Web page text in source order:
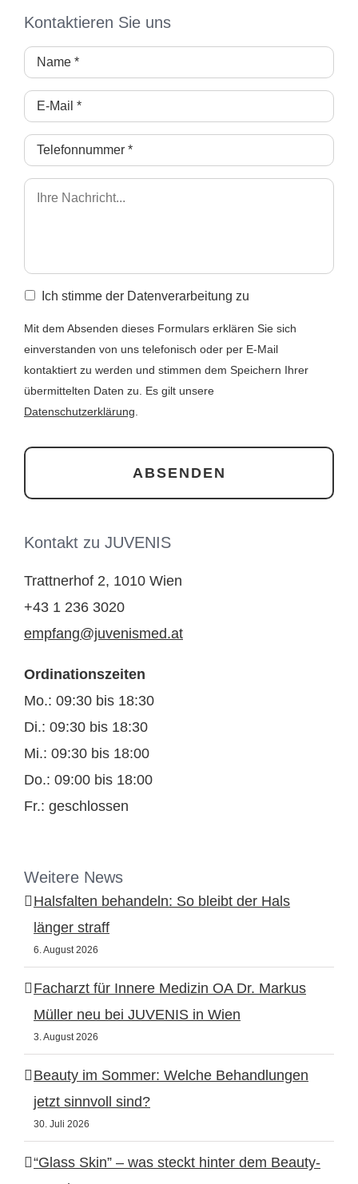
Kontaktieren Sie uns
Ich stimme der Datenverarbeitung zu
Mit dem Absenden dieses Formulars erklären Sie sich
einverstanden von uns telefonisch oder per E-Mail
kontaktiert zu werden und stimmen dem Speichern Ihrer
übermittelten Daten zu. Es gilt unsere
Datenschutzerklärung
Kontakt zu JUVENIS
Trattnerhof 2, 1010 Wien
+43 1 236 3020
empfang@juvenismed.at
Ordinationszeiten
Mo.: 09:30 bis 18:30
Di.: 09:30 bis 18:30
Mi.: 09:30 bis 18:00
Do.: 09:00 bis 18:00
Fr.: geschlossen
Weitere News
Halsfalten behandeln: So bleibt der Hals
länger straff
6. August 2026
Facharzt für Innere Medizin OA Dr. Markus
Müller neu bei JUVENIS in Wien
3. August 2026
Beauty im Sommer: Welche Behandlungen
jetzt sinnvoll sind?
30. Juli 2026
“Glass Skin” – was steckt hinter dem Beauty-